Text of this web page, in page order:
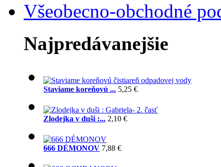
Všeobecno-obchodné
Najpredávanejšie
Staviame koreňovú ... 5,25 €
Zlodejka v duši :... 2,10 €
666 DÉMONOV 7,88 €